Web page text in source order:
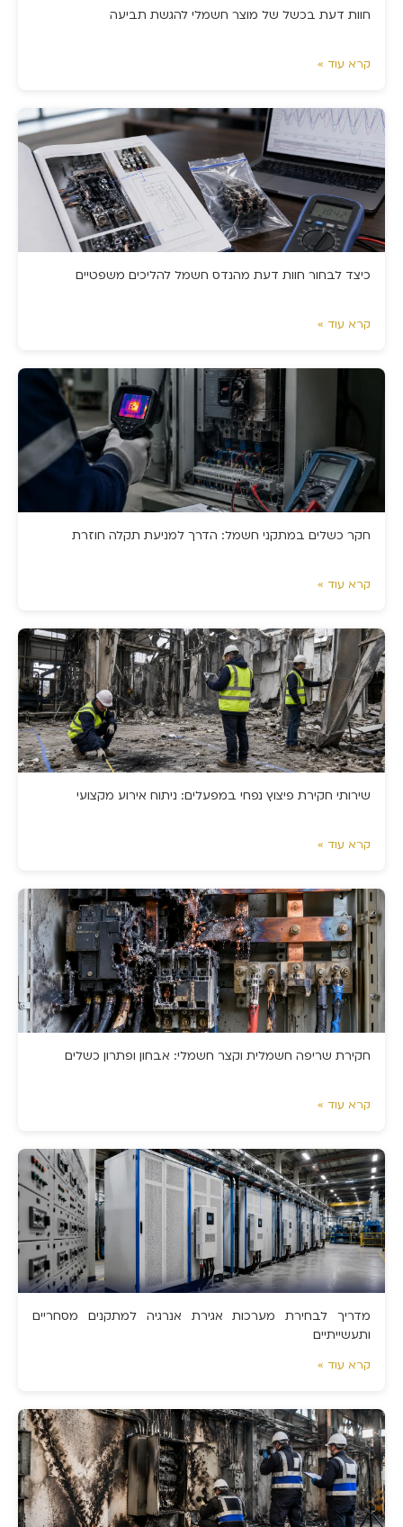
חוות דעת בכשל של מוצר חשמלי להגשת תביעה
קרא עוד »
כיצד לבחור חוות דעת מהנדס חשמל להליכים משפטיים
קרא עוד »
חקר כשלים במתקני חשמל: הדרך למניעת תקלה חוזרת
קרא עוד »
שירותי חקירת פיצוץ נפחי במפעלים: ניתוח אירוע מקצועי
קרא עוד »
חקירת שריפה חשמלית וקצר חשמלי: אבחון ופתרון כשלים
קרא עוד »
מדריך לבחירת מערכות אגירת אנרגיה למתקנים מסחריים
ותעשייתיים
קרא עוד »